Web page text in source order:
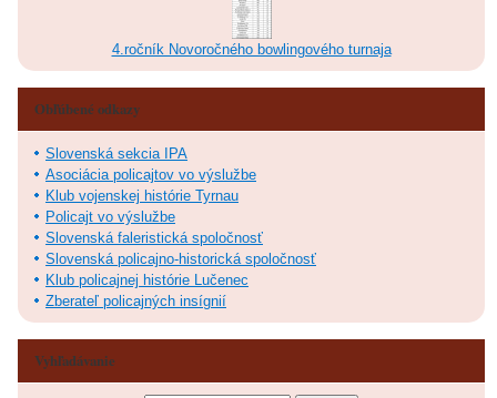
4.ročník Novoročného bowlingového turnaja
Obľúbené odkazy
Slovenská sekcia IPA
Asociácia policajtov vo výslužbe
Klub vojenskej histórie Tyrnau
Policajt vo výslužbe
Slovenská faleristická spoločnosť
Slovenská policajno-historická spoločnosť
Klub policajnej histórie Lučenec
Zberateľ policajných insígnií
Vyhľadávanie